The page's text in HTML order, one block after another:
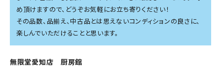
め頂けますので、どうぞお気軽にお立ち寄りください！
その品数、品揃え、中古品とは思えないコンディションの良さに、
楽しんでいただけることと思います。
無限堂愛知店 厨房館